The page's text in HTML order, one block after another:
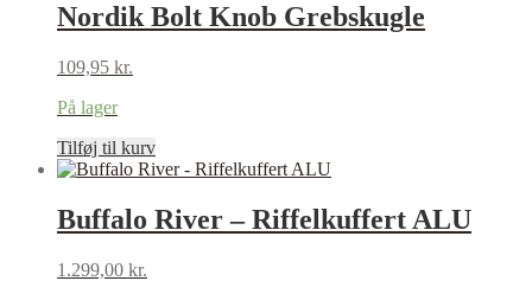
Nordik Bolt Knob Grebskugle
109,95 kr.
På lager
Tilføj til kurv
Buffalo River – Riffelkuffert ALU
1.299,00 kr.